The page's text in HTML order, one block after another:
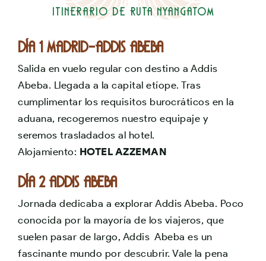
Itinerario de Ruta Nyangatom
Día 1 MADRID-ADDIS ABEBA
Salida en vuelo regular con destino a Addis
Abeba. Llegada a la capital etíope. Tras
cumplimentar los requisitos burocráticos en la
aduana, recogeremos nuestro equipaje y
seremos trasladados al hotel.
Alojamiento: HOTEL AZZEMAN
Día 2 ADDIS ABEBA
Jornada dedicaba a explorar Addis Abeba. Poco
conocida por la mayoría de los viajeros, que
suelen pasar de largo, Addis Abeba es un
fascinante mundo por descubrir. Vale la pena